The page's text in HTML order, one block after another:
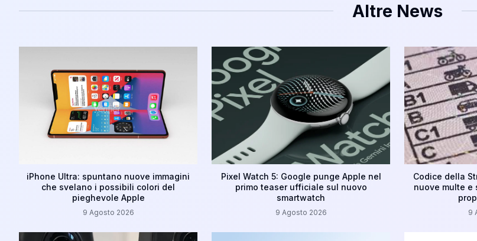
Altre News
iPhone Ultra: spuntano nuove immagini
che svelano i possibili colori del
pieghevole Apple
9 Agosto 2026
Pixel Watch 5: Google punge Apple nel
primo teaser ufficiale sul nuovo
smartwatch
9 Agosto 2026
Codice della
nuove multe e
9